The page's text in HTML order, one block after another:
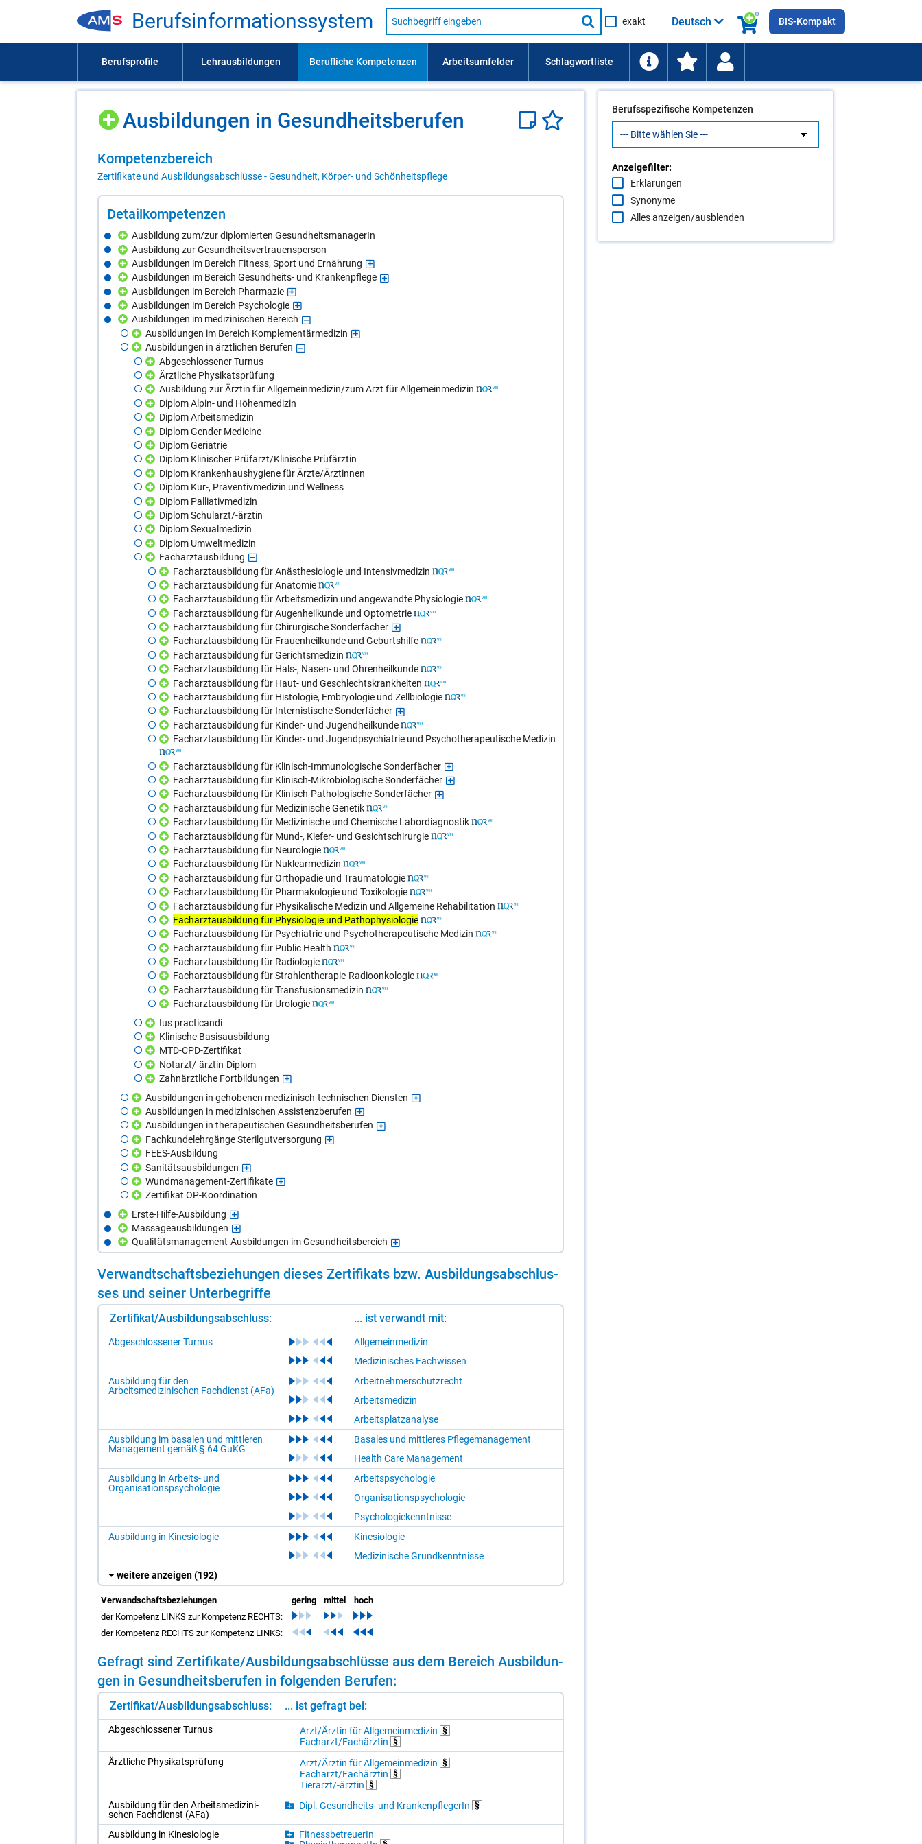
Be­rufs­in­for­ma­ti­ons­sys­tem
Suche
nach
Lehrausbildung,
usw.
Suche
starten
exakt
0
Deutsch BIS-Kompakt
Aus­bil­dun­gen in Ge­sund­heits­be­ru­fen
Kom­pe­tenz­be­reich
Zertifikate und Ausbildungsabschlüsse - Gesundheit, Körper- und Schönheitspflege
De­tail­kom­pe­ten­zen
Ausbildung zum/zur diplomierten GesundheitsmanagerIn
Ausbildung zur Gesundheitsvertrauensperson
Ausbildungen im Bereich Fitness, Sport und Ernährung
Ausbildungen im Bereich Gesundheits- und Krankenpflege
Ausbildungen im Bereich Pharmazie
Ausbildungen im Bereich Psychologie
Ausbildungen im medizinischen Bereich
Ausbildungen im Bereich Komplementärmedizin
Ausbildungen in ärztlichen Berufen
Abgeschlossener Turnus
Ärztliche Physikatsprüfung
Ausbildung zur Ärztin für Allgemeinmedizin/zum Arzt für Allgemeinmedizin
Diplom Alpin- und Höhenmedizin
Diplom Arbeitsmedizin
Diplom Gender Medicine
Diplom Geriatrie
Diplom Klinischer Prüfarzt/Klinische Prüfärztin
Diplom Krankenhaushygiene für Ärzte/Ärztinnen
Diplom Kur-, Präventivmedizin und Wellness
Diplom Palliativmedizin
Diplom Schularzt/-ärztin
Diplom Sexualmedizin
Diplom Umweltmedizin
Facharztausbildung
Facharztausbildung für Anästhesiologie und Intensivmedizin
Facharztausbildung für Anatomie
Facharztausbildung für Arbeitsmedizin und angewandte Physiologie
Facharztausbildung für Augenheilkunde und Optometrie
Facharztausbildung für Chirurgische Sonderfächer
Facharztausbildung für Frauenheilkunde und Geburtshilfe
Facharztausbildung für Gerichtsmedizin
Facharztausbildung für Hals-, Nasen- und Ohrenheilkunde
Facharztausbildung für Haut- und Geschlechtskrankheiten
Facharztausbildung für Histologie, Embryologie und Zellbiologie
Facharztausbildung für Internistische Sonderfächer
Facharztausbildung für Kinder- und Jugendheilkunde
Facharztausbildung für Kinder- und Jugendpsychiatrie und Psychotherapeutische Medizin
Facharztausbildung für Klinisch-Immunologische Sonderfächer
Facharztausbildung für Klinisch-Mikrobiologische Sonderfächer
Facharztausbildung für Klinisch-Pathologische Sonderfächer
Facharztausbildung für Medizinische Genetik
Facharztausbildung für Medizinische und Chemische Labordiagnostik
Facharztausbildung für Mund-, Kiefer- und Gesichtschirurgie
Facharztausbildung für Neurologie
Facharztausbildung für Nuklearmedizin
Facharztausbildung für Orthopädie und Traumatologie
Facharztausbildung für Pharmakologie und Toxikologie
Facharztausbildung für Physikalische Medizin und Allgemeine Rehabilitation
Facharztausbildung für Physiologie und Pathophysiologie
Facharztausbildung für Psychiatrie und Psychotherapeutische Medizin
Facharztausbildung für Public Health
Facharztausbildung für Radiologie
Facharztausbildung für Strahlentherapie-Radioonkologie
Facharztausbildung für Transfusionsmedizin
Facharztausbildung für Urologie
Ius practicandi
Klinische Basisausbildung
MTD-CPD-Zertifikat
Notarzt/-ärztin-Diplom
Zahnärztliche Fortbildungen
Ausbildungen in gehobenen medizinisch-technischen Diensten
Ausbildungen in medizinischen Assistenzberufen
Ausbildungen in therapeutischen Gesundheitsberufen
Fachkundelehrgänge Sterilgutversorgung
FEES-Ausbildung
Sanitätsausbildungen
Wundmanagement-Zertifikate
Zertifikat OP-Koordination
Erste-Hilfe-Ausbildung
Massageausbildungen
Qualitätsmanagement-Ausbildungen im Gesundheitsbereich
Ver­wandt­schafts­be­zie­hun­gen die­ses Zer­ti­fi­kats bzw. Aus­bil­dungs­ab­schlus­
ses und sei­ner Un­ter­be­grif­fe
Zertifikat/Ausbildungsabschluss: ... ist verwandt mit:
Abgeschlossener Turnus
Allgemeinmedizin
Medizinisches Fachwissen
Ausbildung für den
Arbeitsmedizinischen Fachdienst (AFa)
Arbeitnehmerschutzrecht
Arbeitsmedizin
Arbeitsplatzanalyse
Ausbildung im basalen und mittleren
Management gemäß § 64 GuKG
Basales und mittleres Pflegemanagement
Health Care Management
Ausbildung in Arbeits- und
Organisationspsychologie
Arbeitspsychologie
Organisationspsychologie
Psychologiekenntnisse
Ausbildung in Kinesiologie
Kinesiologie
Medizinische Grundkenntnisse
weitere anzeigen(192)
Verwandschaftsbeziehungen gering mittel
hoch
der Kompetenz LINKS zur Kompetenz RECHTS:
der Kompetenz RECHTS zur Kompetenz LINKS:
Ge­fragt sind Zer­ti­fi­ka­te/​Aus­bil­dungs­ab­schlüs­se aus dem Be­reich Aus­bil­dun­
gen in Ge­sund­heits­be­ru­fen in fol­gen­den Be­ru­fen:
Zertifikat/Ausbildungsabschluss: ... ist gefragt bei:
Ab­ge­schlos­se­ner Tur­nus
Arzt/Ä​rz­tin für All­ge­mein­me­di­zin
Fach­arzt/​Fach­ärz­tin
Ärzt­li­che Phy­si­kats­prü­fung
Arzt/Ä​rz­tin für All­ge­mein­me­di­zin
Fach­arzt/​Fach­ärz­tin
Tier­arzt/-​ärz­tin
Aus­bil­dung für den Ar­beits­me­di­zi­ni­
schen Fach­dienst (AFa)
Dipl. Ge­sund­heits- und Kran­ken­pfle­ge­rIn
Aus­bil­dung in Ki­ne­sio­lo­gie
Fit­ness­be­treue­rIn
Berufsspezifische Kompetenzen
Anzeigefilter:
Erklärungen
Synonyme
Alles anzeigen/ausblenden